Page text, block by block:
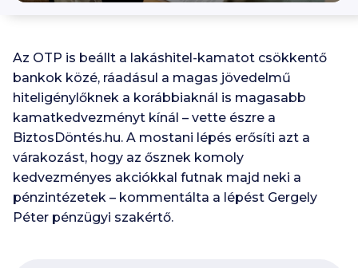
Az OTP is beállt a lakáshitel-kamatot csökkentő
bankok közé, ráadásul a magas jövedelmű
hiteligénylőknek a korábbiaknál is magasabb
kamatkedvezményt kínál – vette észre a
BiztosDöntés.hu. A mostani lépés erősíti azt a
várakozást, hogy az ősznek komoly
kedvezményes akciókkal futnak majd neki a
pénzintézetek – kommentálta a lépést Gergely
Péter pénzügyi szakértő.